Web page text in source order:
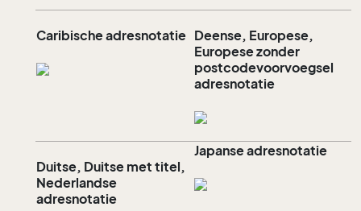
Caribische adresnotatie Deense, Europese,
Europese zonder
postcodevoorvoegsel
adresnotatie
Duitse, Duitse met titel,
Nederlandse
adresnotatie
Japanse adresnotatie